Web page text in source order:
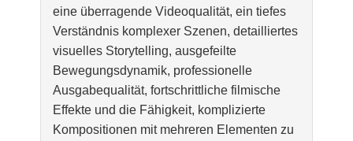
eine überragende Videoqualität, ein tiefes
Verständnis komplexer Szenen, detailliertes
visuelles Storytelling, ausgefeilte
Bewegungsdynamik, professionelle
Ausgabequalität, fortschrittliche filmische
Effekte und die Fähigkeit, komplizierte
Kompositionen mit mehreren Elementen zu